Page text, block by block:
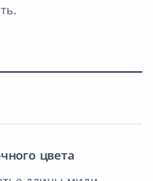
цвета